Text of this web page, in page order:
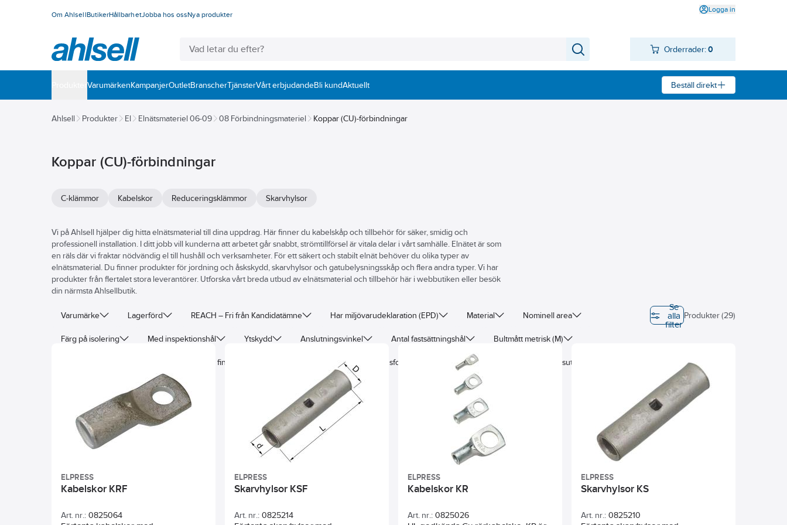
Om AhlsellButikerHållbarhetJobba hos ossNya produkter
Logga in
Orderrader: 0
VarumärkenKampanjerOutletBranscherTjänsterVårt erbjudandeBli kundAktuellt Beställ direkt
Ahlsell Produkter El Elnätsmateriel 06-09 08 Förbindningsmateriel Koppar (CU)-förbindningar
Koppar (CU)-förbindningar
C-klämmor Kabelskor Reduceringsklämmor Skarvhylsor
Vi på Ahlsell hjälper dig hitta elnätsmaterial till dina uppdrag. Här finner du kabelskåp och tillbehör för säker, smidig och
professionell installation. I ditt jobb vill kunderna att arbetet går snabbt, strömtillförsel är vitala delar i vårt samhälle. Elnätet är som
en räls där vi fraktar nödvändig el till hushåll och verksamheter. För ett säkert och stabilt elnät behöver du olika typer av
elnätsmaterial. Du finner produkter för jordning och åskskydd, skarvhylsor och gatubelysningsskåp och flera andra typer. Vi har
produkter från flertalet stora leverantörer. Utforska vårt breda utbud av elnätsmaterial och tillbehör här i webbutiken eller besök
din närmsta Ahlsellbutik.
Varumärke Lagerförd REACH – Fri från Kandidatämne Har miljövarudeklaration (EPD) Material Nominell area
Färg på isolering Med inspektionshål Ytskydd Anslutningsvinkel Antal fastsättningshål Bultmått metrisk (M)
Lämplig för extra fintrådig ledare AWG-område Flänsform Modell/Utförande Smalt flänsutförande
Se
alla
filter
Produkter (29)
ELPRESS
Kabelskor KRF
Art. nr.: 0825064
ELPRESS
Skarvhylsor KSF
Art. nr.: 0825214
ELPRESS
Kabelskor KR
Art. nr.: 0825026
ELPRESS
Skarvhylsor KS
Art. nr.: 0825210